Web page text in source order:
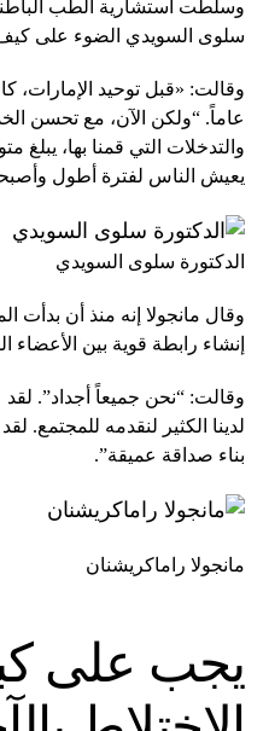
وسلطت استشارية الطب
سلوى السويدي الضوء على
عاماً. “ولكن الآن، مع تحسن
يعيش الناس لفترة أطول
الدكتورة سلوى السويدي
وقال مانجولا إنه منذ أن بدأت
إنشاء رابطة قوية بين الأعضاء
وقالت: “نحن جميعاً أجداد”. لقد
لدينا الكثير لنقدمه للمجتمع.
بناء صداقة عميقة”.
مانجولا راماكريشنان
يجب على